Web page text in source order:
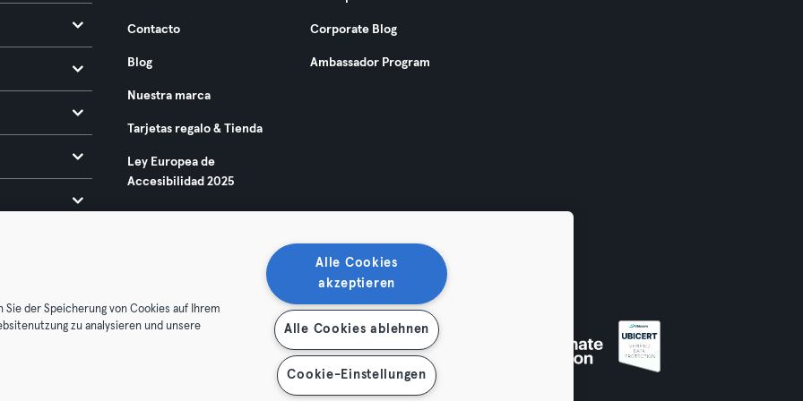
Contacto
Blog
Nuestra marca
Tarjetas regalo & Tienda
Ley Europea de
Accesibilidad 2025
Corporate Blog
Ambassador Program
Rescindir contratos aquí
der Speicherung von Cookies auf Ihrem
zu analysieren und unsere
Alle Cookies
akzeptieren
Alle Cookies ablehnen
Cookie-Einstellungen